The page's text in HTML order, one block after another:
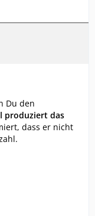
Du den
produziert das
dass er nicht